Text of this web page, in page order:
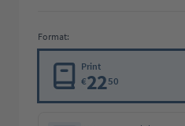
Format:
Print
€2250